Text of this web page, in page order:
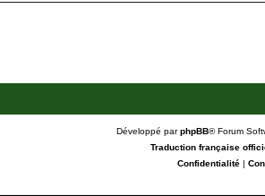
Développé parphpBB® Forum
Traduction française
Confidentialité|